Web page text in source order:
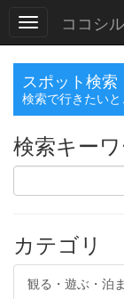
ココシ
スポット検索
検索で行きたいと
検索キー
カテゴリ
観る・遊ぶ・泊